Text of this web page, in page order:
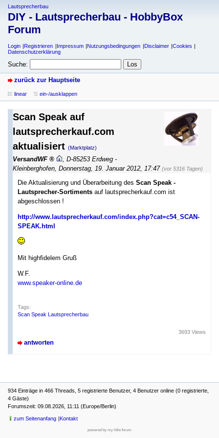
Lautsprecherbau
DIY - Lautsprecherbau - HobbyBox
Forum
Login Registrieren Impressum Nutzungsbedingungen Disclaimer
Cookies
Datenschutzerklärung
Suche:
zurück zur Hauptseite
linear ein-/ausklappen
Scan Speak auf
lautsprecherkauf.com
aktualisiert (Marktplatz)
VersandWF
D-85253 Erdweg -
Kleinberghofen Donnerstag, 19. Januar 2012, 17:47 (vor 5316 Tagen)
Die Aktualisierung und Überarbeitung des Scan Speak -
Lautsprecher-Sortiments auf lautsprecherkauf.com ist
abgeschlossen !
http://www.lautsprecherkauf.com/index.php?cat=c54_SCAN-
SPEAK.html
Mit highfidelem Gruß
W.F.
www.speaker-online.de
Tags:
Scan Speak Lautsprecherbau
antworten
3693 Views
934 Einträge in 466 Threads, 5 registrierte Benutzer, 4 Benutzer online (0 registrierte,
4 Gäste)
Forumszeit: 09.08.2026, 11:11 (Europe/Berlin)
zum Seitenanfang Kontakt
powered by my little forum